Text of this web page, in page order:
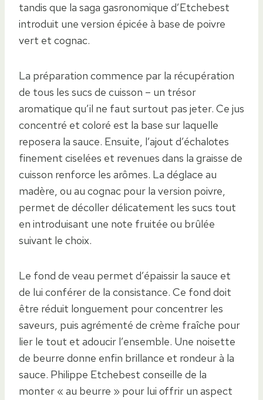
tandis que la saga gasronomique d’Etchebest
introduit une version épicée à base de poivre
vert et cognac.
La préparation commence par la récupération
de tous les sucs de cuisson – un trésor
aromatique qu’il ne faut surtout pas jeter. Ce jus
concentré et coloré est la base sur laquelle
reposera la sauce. Ensuite, l’ajout d’échalotes
finement ciselées et revenues dans la graisse de
cuisson renforce les arômes. La déglace au
madère, ou au cognac pour la version poivre,
permet de décoller délicatement les sucs tout
en introduisant une note fruitée ou brûlée
suivant le choix.
Le fond de veau permet d’épaissir la sauce et
de lui conférer de la consistance. Ce fond doit
être réduit longuement pour concentrer les
saveurs, puis agrémenté de crème fraîche pour
lier le tout et adoucir l’ensemble. Une noisette
de beurre donne enfin brillance et rondeur à la
sauce. Philippe Etchebest conseille de la
monter « au beurre » pour lui offrir un aspect